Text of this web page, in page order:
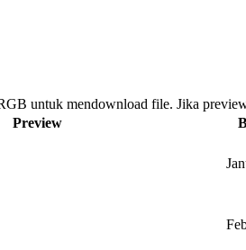
untuk mendownload file. Jika
Preview